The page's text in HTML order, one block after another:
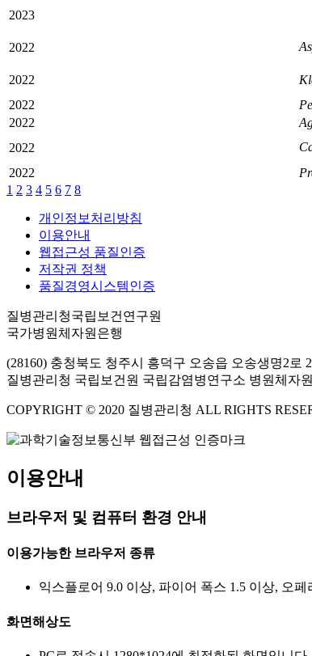
2023
2022
2022
2022
2022
2022
2022
1 2 3 4 5 6 7 8
개인정보처리방침
이용안내
웹접근성 품질인증
저작권 정책
품질경영시스템인증
질병관리청국립보건연구원
국가병원체자원은행
(28160) 충청북도 청주시 흥덕구 오송읍 오송생명2로
질병관리청 국립보건원 국립감염병연구소 병원체자
COPYRIGHT © 2020 질병관리청 ALL RIGHTS
이용안내
브라우저 및 컴퓨터 환경 안내
이용가능한 브라우저 종류
익스플로어 9.0 이상, 파이어 폭스 1.5 이상, 오페
화면해상도